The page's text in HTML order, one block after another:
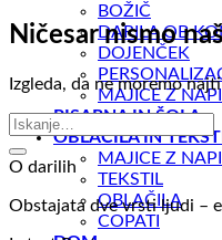
BOŽIČ
DARILA OB
DOJENČEK
MAJICE Z
PISARNA IN ŠOLA
OBLAČILA IN
MAJICE Z
TEKSTIL
OBLAČILA
COPATI
Ničesar nismo
Izgleda, da ne moremo
O darilih
Obstajata dve vrsti ljudi –